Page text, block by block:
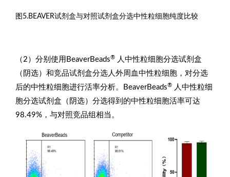
图5.BEAVER试剂盒与对照试剂盒分选中性粒细胞纯度比较
（2）分别使用BeaverBeads® 人中性粒细胞分选试剂盒
（阴选）和竞品试剂盒分选人外周血中性粒细胞，对分选
后的中性粒细胞进行活率分析。BeaverBeads® 人中性粒细
胞分选试剂盒（阴选）分选得到的中性粒细胞活率可达
98.49%，与对照竞品组相当。